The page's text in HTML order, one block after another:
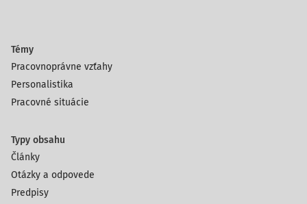
Témy
Pracovnoprávne vzťahy
Personalistika
Pracovné situácie
Typy obsahu
Články
Otázky a odpovede
Predpisy